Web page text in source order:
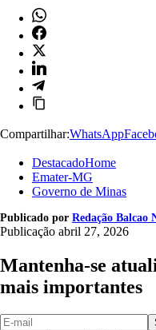
Compartilhar:WhatsApp
DestacadoHome
Emater-MG
Governo de Minas
Publicado por Redação Balcao
Publicação abril 27, 2026
Mantenha-se
mais importantes